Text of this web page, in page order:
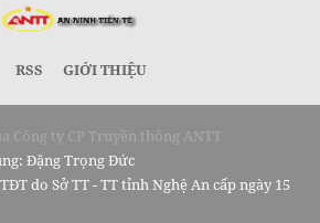
RSS GIỚI THIỆU
Công ty CP Truyền thông ANTT
Đặng Trọng Đức
do Sở TT - TT tỉnh Nghệ An cấp ngày 15